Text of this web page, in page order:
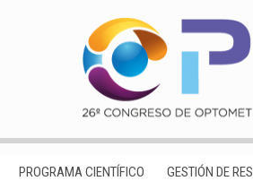
PROGRAMA CIENTÍFICO GESTIÓN DE